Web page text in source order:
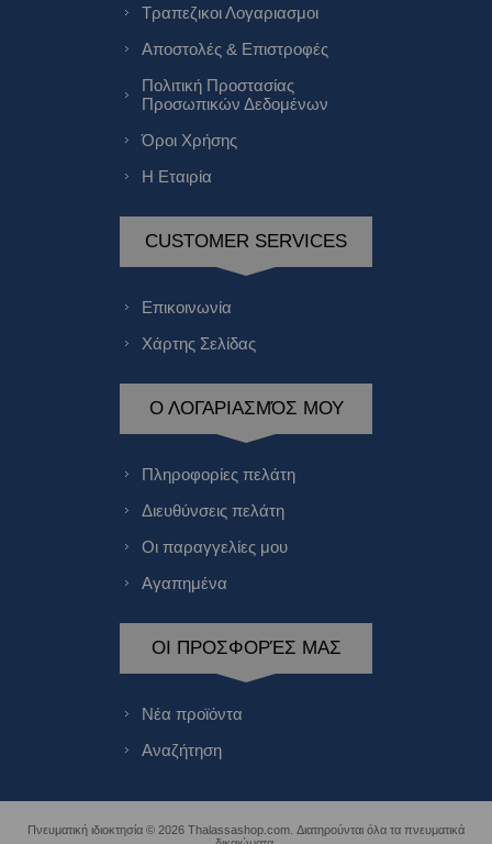
Τραπεζικοι Λογαριασμοι
Αποστολές & Επιστροφές
Πολιτική Προστασίας
Προσωπικών Δεδομένων
Όροι Χρήσης
Η Εταιρία
CUSTOMER SERVICES
Επικοινωνία
Χάρτης Σελίδας
Ο ΛΟΓΑΡΙΑΣΜΌΣ ΜΟΥ
Πληροφορίες πελάτη
Διευθύνσεις πελάτη
Οι παραγγελίες μου
Αγαπημένα
ΟΙ ΠΡΟΣΦΟΡΈΣ ΜΑΣ
Νέα προϊόντα
Αναζήτηση
Πνευματική ιδιοκτησία © 2026 Thalassashop.com. Διατηρούνται όλα τα πνευματικά